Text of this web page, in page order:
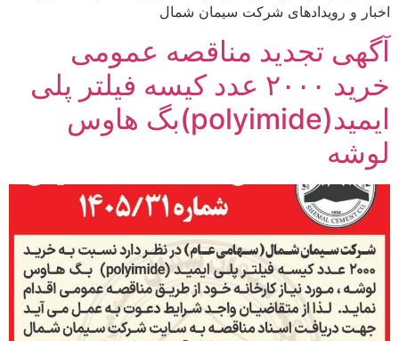
اخبار و رویدادهای شرکت سیمان شمال
آگهی تجدید مناقصه عمومی
خرید ۲۰۰۰ عدد کیسه فیلتر پلی
ایمید(polyimide)بگ هاوس
لوشه